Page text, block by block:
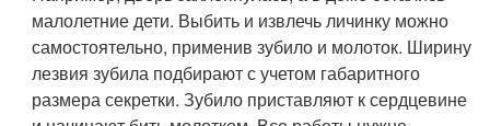
малолетние дети. Выбить и извлечь личинку можно
самостоятельно, применив зубило и молоток. Ширину
лезвия зубила подбирают с учетом габаритного
размера секретки. Зубило приставляют к сердцевине